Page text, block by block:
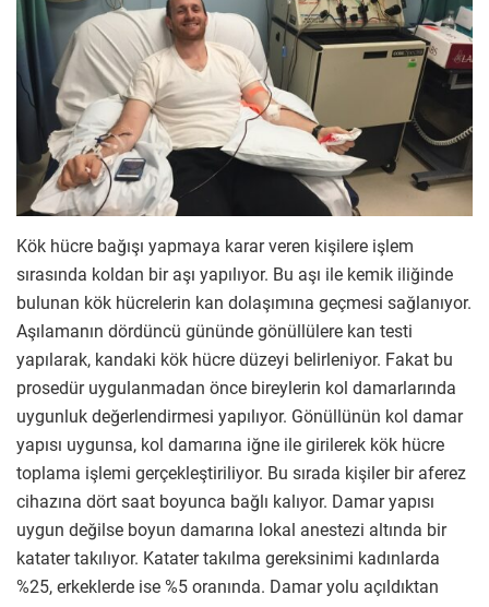
Kök hücre bağışı yapmaya karar veren kişilere işlem
sırasında koldan bir aşı yapılıyor. Bu aşı ile kemik iliğinde
bulunan kök hücrelerin kan dolaşımına geçmesi sağlanıyor.
Aşılamanın dördüncü gününde gönüllülere kan testi
yapılarak, kandaki kök hücre düzeyi belirleniyor. Fakat bu
prosedür uygulanmadan önce bireylerin kol damarlarında
uygunluk değerlendirmesi yapılıyor. Gönüllünün kol damar
yapısı uygunsa, kol damarına iğne ile girilerek kök hücre
toplama işlemi gerçekleştiriliyor. Bu sırada kişiler bir aferez
cihazına dört saat boyunca bağlı kalıyor. Damar yapısı
uygun değilse boyun damarına lokal anestezi altında bir
katater takılıyor. Katater takılma gereksinimi kadınlarda
%25, erkeklerde ise %5 oranında. Damar yolu açıldıktan